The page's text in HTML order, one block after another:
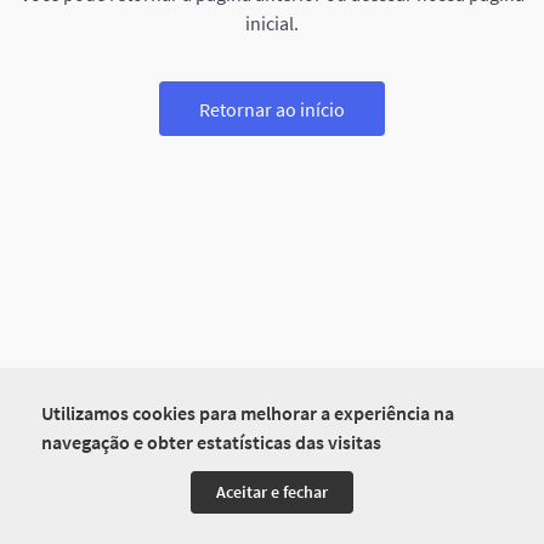
Utilizamos cookies para melhorar a experiência na
navegação e obter estatísticas das visitas
Aceitar e fechar
inicial.
Retornar ao início